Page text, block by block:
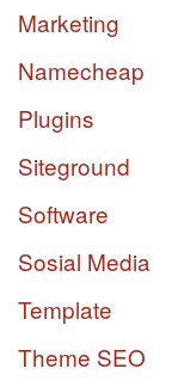
Marketing
Namecheap
Plugins
Siteground
Software
Sosial Media
Template
Theme SEO